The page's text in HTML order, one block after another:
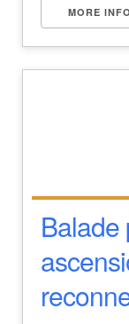
MORE INFO
Balade